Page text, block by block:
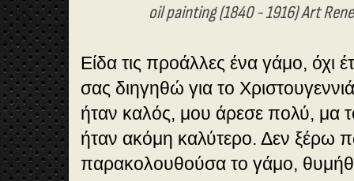
oil painting (1840 - 1916) Art
Είδα τις προάλλες ένα γάμο, όχι
σας διηγηθώ για το
ήταν καλός, μου άρεσε πολύ, μα
ήταν ακόμη καλύτερο. Δεν ξέρω
παρακολουθούσα το γάμο,